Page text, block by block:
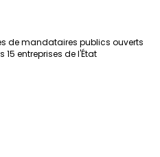
de mandataires publics ouverts
entreprises de l'État